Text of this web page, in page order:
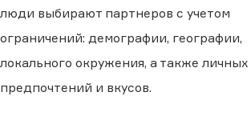
люди выбирают партнеров с учетом
ограничений: демографии, географии,
локального окружения, а также личных
предпочтений и вкусов.